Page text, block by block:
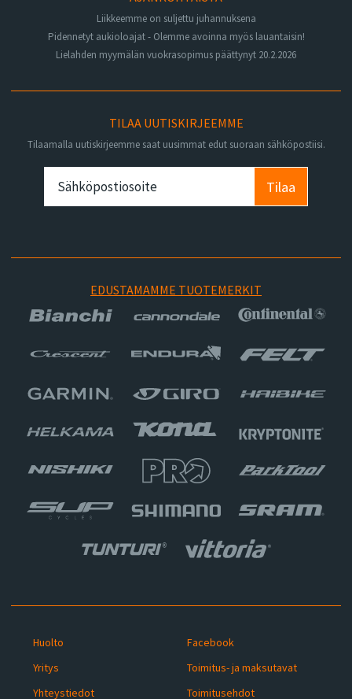
Liikkeemme on suljettu juhannuksena
Pidennetyt aukioloajat - Olemme avoinna myös lauantaisin!
Lielahden myymälän vuokrasopimus päättynyt 20.2.2026
TILAA UUTISKIRJEEMME
Tilaamalla uutiskirjeemme saat uusimmat edut suoraan sähköpostiisi.
Tilaa
EDUSTAMAMME TUOTEMERKIT
Huolto
Yritys
Yhteystiedot
Facebook
Toimitus- ja maksutavat
Toimitusehdot